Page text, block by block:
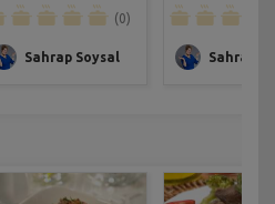
(0)
Sahrap Soysal Sahrap